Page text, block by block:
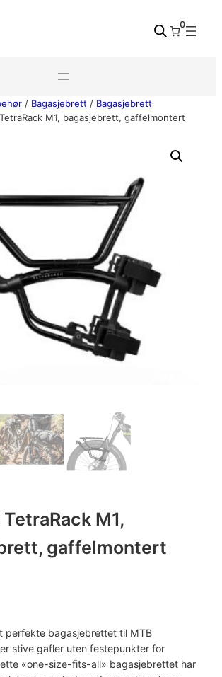
0
/ Bagasjebrett / Bagasjebrett
M1, bagasjebrett, gaffelmontert
TetraRack M1,
gaffelmontert
perfekte bagasjebrettet til MTB
stive gafler uten festepunkter for
«one-size-fits-all» bagasjebrettet har